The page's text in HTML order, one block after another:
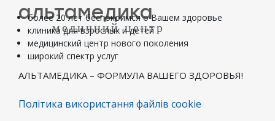
альтамедика
медичний центр
более 20 лет беспокоимся о Вашем здоровье
клиника для взрослых и детей
медицинский центр нового поколения
широкий спектр услуг
АЛЬТАМЕДИКА – ФОРМУЛА ВАШЕГО ЗДОРОВЬЯ!
Політика використання файлів cookie